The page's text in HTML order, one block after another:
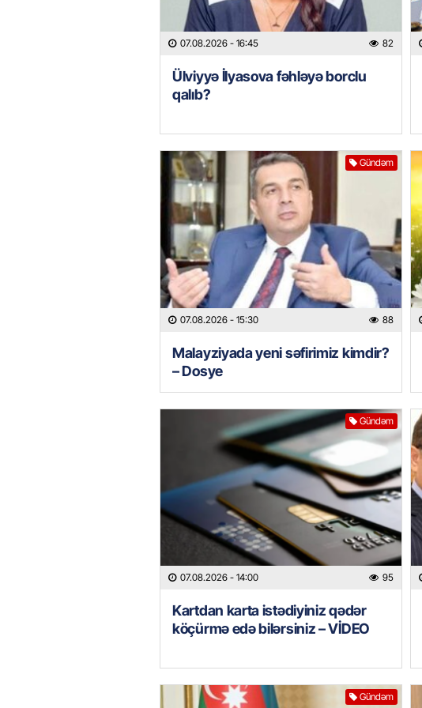
07.08.2026 - 16:45 82
Ülviyyə İlyasova fəhləyə borclu
qalıb?
Gündəm
07.08.2026 - 15:30 88
Malayziyada yeni səfirimiz kimdir?
– Dosye
Gündəm
07.08.2026 - 14:00 95
Kartdan karta istədiyiniz qədər
köçürmə edə bilərsiniz – VİDEO
Gündəm